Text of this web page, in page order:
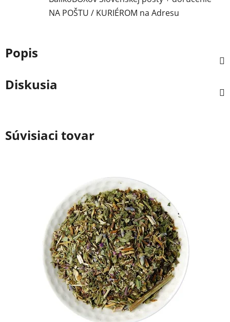
NA POŠTU / KURIÉROM na Adresu
Popis
Diskusia
Súvisiaci tovar